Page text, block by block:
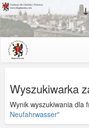
Wyszukiwarka
Wynik wyszukiwania dla
Neufahrwasser"